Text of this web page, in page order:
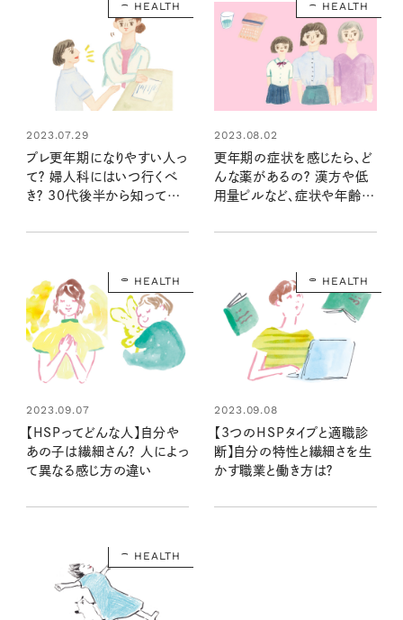
HEALTH
2023.07.29
プレ更年期になりやすい人っ
て？ 婦人科にはいつ行くべ
き？ 30代後半から知ってお
HEALTH
2023.08.02
更年期の症状を感じたら、ど
んな薬があるの？ 漢方や低
用量ピルなど、症状や年齢に
HEALTH
2023.09.07
【HSPってどんな人】自分や
あの子は繊細さん？ 人によっ
て異なる感じ方の違い
HEALTH
2023.09.08
【3つのHSPタイプと適職診
断】自分の特性と繊細さを生
かす職業と働き方は？
HEALTH